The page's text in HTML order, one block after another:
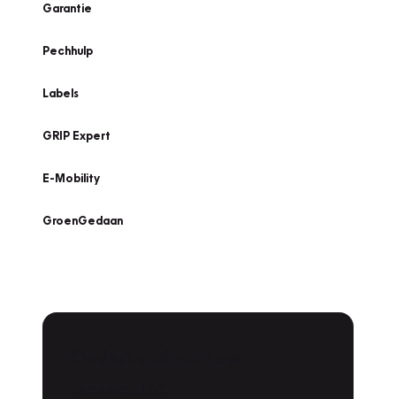
Garantie
Pechhulp
Labels
GRIP Expert
E-Mobility
GroenGedaan